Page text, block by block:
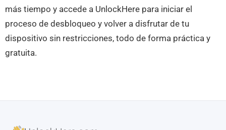
más tiempo y accede a UnlockHere para iniciar el
proceso de desbloqueo y volver a disfrutar de tu
dispositivo sin restricciones, todo de forma práctica y
gratuita.